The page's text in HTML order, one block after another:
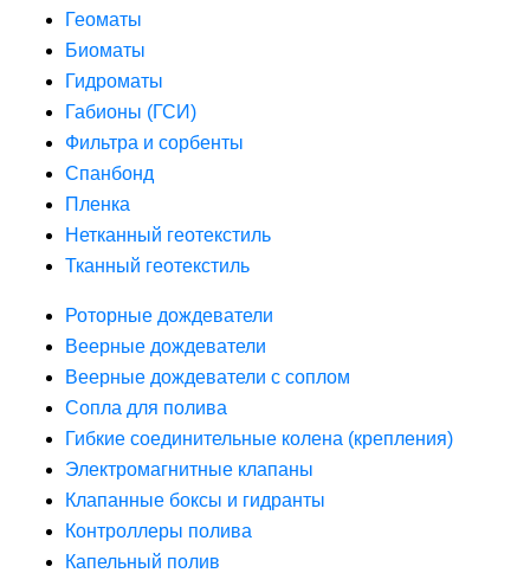
Геоматы
Биоматы
Гидроматы
Габионы (ГСИ)
Фильтра и сорбенты
Спанбонд
Пленка
Нетканный геотекстиль
Тканный геотекстиль
Роторные дождеватели
Веерные дождеватели
Веерные дождеватели с соплом
Сопла для полива
Гибкие соединительные колена (крепления)
Электромагнитные клапаны
Клапанные боксы и гидранты
Контроллеры полива
Капельный полив